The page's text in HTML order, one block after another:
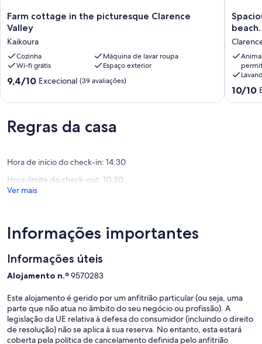
Farm
cottage
the
picturesque
Clarence
Valley
Kaikoura
Farm cottage in the picturesque Clarence
Valley
Kaikoura
Cozinha
Máquina de lavar roupa
Wi-fi grátis
Espaço exterior
Pontuação
9.4
um
máximo
Excecional,
(39
avaliações)
9,4/10 Excecional (39 avaliações)
Lodge
minutes
from
beach.
beach.
de
10/10
Regras da casa
Hora de início do check-in: 14:30
Hora-limite do check-out: 10:30
Ver mais
Informações importantes
Informações úteis
Alojamento n.º9570283
Este alojamento é gerido por um anfitrião particular (ou seja, uma
parte que não atua no âmbito do seu negócio ou profissão). A
legislação da UE relativa à defesa do consumidor (incluindo o direito
de resolução) não se aplica à sua reserva. No entanto, esta estará
coberta pela política de cancelamento definida pelo anfitrião